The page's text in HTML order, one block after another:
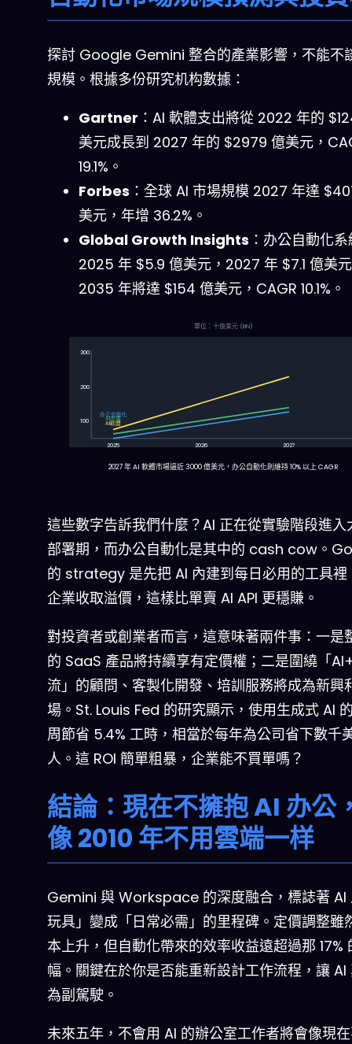
探討 Google Gemini 整合的產業影響，不能不
規模。根據多份研究机构數據：
Gartner ：AI 軟體支出將從 2022 年的
美元成長到 2027 年的 $2979 億美元，
19.1%。
Forbes ：全球 AI 市場規模 2027 年達
美元，年增 36.2%。
Global Growth Insights ：办公自動化
2025 年 $5.9 億美元，2027 年 $7.1 億美
2035 年將達 $154 億美元，CAGR 10.1%。
單位：十億美元 (BN)
300
200
100
2025 2026 2027
AI軟體
AI市場
办公自動化
2027 年 AI 軟體市場逼近 3000 億美元，办公自動化則維持 10% 以上 CAGR
這些數字告訴我們什麼？AI 正在從實驗階段進入
部署期，而办公自動化是其中的 cash cow。
的 strategy 是先把 AI 內建到每日必用的工具裡
企業收取溢價，這樣比單賣 AI API 更穩賺。
對投資者或創業者而言，這意味著兩件事：一是
的 SaaS 產品將持續享有定價權；二是圍繞「
流」的顧問、客製化開發、培訓服務將成為新興
場。St. Louis Fed 的研究顯示，使用生成式 AI
周節省 5.4% 工時，相當於每年為公司省下數千
人。這 ROI 簡單粗暴，企業能不買單嗎？
結論：現在不擁抱 AI 办公
像 2010 年不用雲端一样
Gemini 與 Workspace 的深度融合，標誌著 AI
玩具」變成「日常必需」的里程碑。定價調整雖
本上升，但自動化帶來的效率收益遠超過那 17%
幅。關鍵在於你是否能重新設計工作流程，讓 AI
為副駕駛。
未來五年，不會用 AI 的辦公室工作者將會像現